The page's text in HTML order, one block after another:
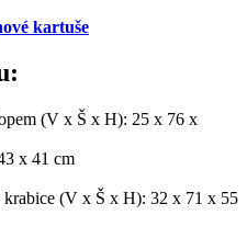
kartuše
(V x Š x H): 25 x 76 x
x 41 cm
krabice (V x Š x H): 32 x 71 x 55